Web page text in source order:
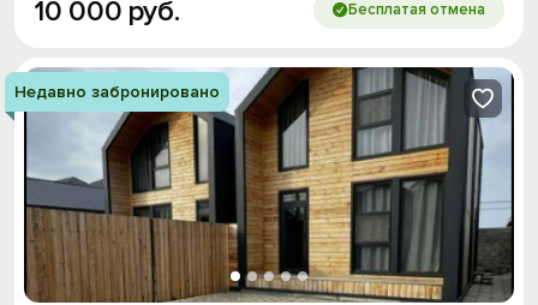
10 000 руб. Бесплатая отмена
Недавно забронировано